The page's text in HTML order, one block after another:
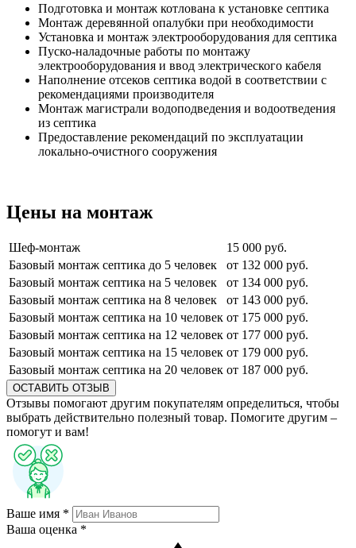
Подготовка и монтаж котлована к установке септика
Монтаж деревянной опалубки при необходимости
Установка и монтаж электрооборудования для септика
Пуско-наладочные работы по монтажу
электрооборудования и ввод электрического кабеля
Наполнение отсеков септика водой в соответствии с
рекомендациями производителя
Монтаж магистрали водоподведения и водоотведения
из септика
Предоставление рекомендаций по эксплуатации
локально-очистного сооружения
Цены на монтаж
Шеф-монтаж
15 000 руб.
Базовый монтаж септика до 5 человек
от 132 000 руб.
Базовый монтаж септика на 5 человек
от 134 000 руб.
Базовый монтаж септика на 8 человек
от 143 000 руб.
Базовый монтаж септика на 10 человек от 175 000 руб.
Базовый монтаж септика на 12 человек от 177 000 руб.
Базовый монтаж септика на 15 человек от 179 000 руб.
Базовый монтаж септика на 20 человек от 187 000 руб.
ОСТАВИТЬ ОТЗЫВ
Отзывы помогают другим покупателям определиться, чтобы
выбрать действительно полезный товар. Помогите другим –
помогут и вам!
Ваше имя *
Ваша оценка *